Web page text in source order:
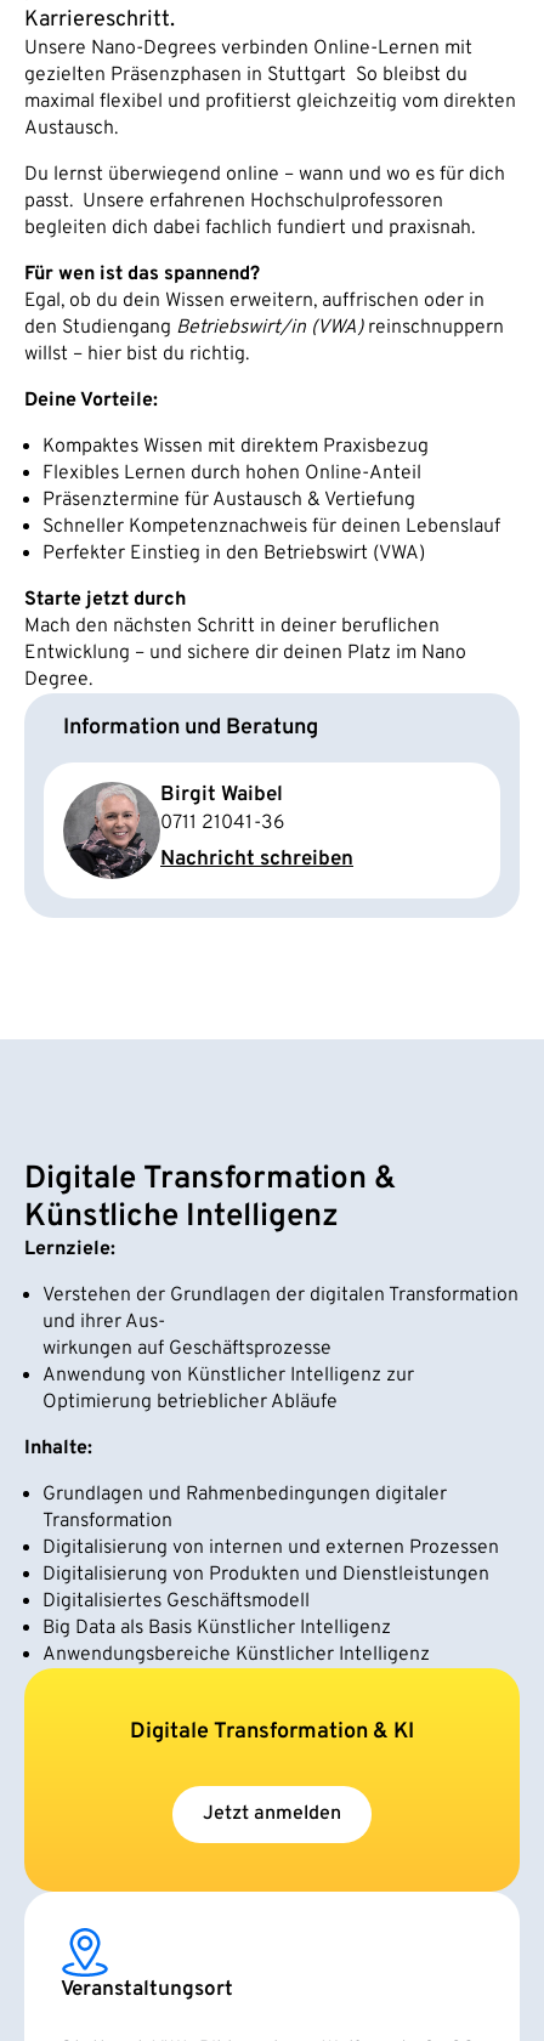
Karriereschritt.
Unsere Nano-Degrees verbinden Online-Lernen mit
gezielten Präsenzphasen in Stuttgart So bleibst du
maximal flexibel und profitierst gleichzeitig vom direkten
Austausch.
Du lernst überwiegend online – wann und wo es für dich
passt. Unsere erfahrenen Hochschulprofessoren
begleiten dich dabei fachlich fundiert und praxisnah.
Für wen ist das spannend?
Egal, ob du dein Wissen erweitern, auffrischen oder in
den Studiengang Betriebswirt/in (VWA)reinschnuppern
willst – hier bist du richtig.
Deine Vorteile:
Kompaktes Wissen mit direktem Praxisbezug
Flexibles Lernen durch hohen Online-Anteil
Präsenztermine für Austausch & Vertiefung
Schneller Kompetenznachweis für deinen Lebenslauf
Perfekter Einstieg in den Betriebswirt (VWA)
Starte jetzt durch
Mach den nächsten Schritt in deiner beruflichen
Entwicklung – und sichere dir deinen Platz im Nano
Degree.
Information und Beratung
Birgit Waibel
0711 21041-36
Nachricht schreiben
Digitale Transformation &
Künstliche Intelligenz
Lernziele:
Verstehen der Grundlagen der digitalen Transformation
und ihrer Aus-
wirkungen auf Geschäftsprozesse
Anwendung von Künstlicher Intelligenz zur
Optimierung betrieblicher Abläufe
Inhalte:
Grundlagen und Rahmenbedingungen digitaler
Transformation
Digitalisierung von internen und externen Prozessen
Digitalisierung von Produkten und Dienstleistungen
Digitalisiertes Geschäftsmodell
Big Data als Basis Künstlicher Intelligenz
Anwendungsbereiche Künstlicher Intelligenz
Digitale Transformation & KI
Jetzt anmelden
Veranstaltungsort